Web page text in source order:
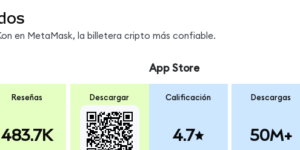
en MetaMask, la billetera cripto más confiable.
Reseñas
483.7K
Descargar
App Store
Calificación
4.7
Descargas
50M+